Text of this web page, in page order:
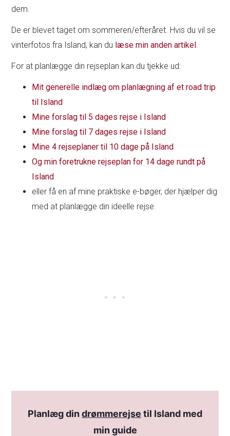
dem.
De er blevet taget om sommeren/efteråret. Hvis du vil se
vinterfotos fra Island, kan du læse min anden artikel .
For at planlægge din rejseplan kan du tjekke ud:
Mit generelle indlæg om planlægning af et road trip
til Island
Mine forslag til 5 dages rejse i Island
Mine forslag til 7 dages rejse i Island
Mine 4 rejseplaner til 10 dage på Island
Og min foretrukne rejseplan for 14 dage rundt på
Island
eller få en af mine praktiske e-bøger, der hjælper dig
med at planlægge din ideelle rejse:
Planlæg dindrømmerejse til Island med
min guide